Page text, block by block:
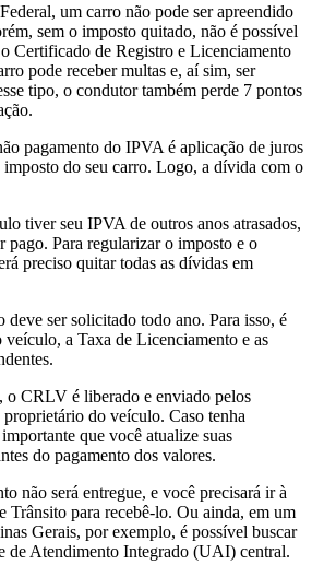
um carro não pode ser apreendido
sem o imposto quitado, não é possível
Certificado de Registro e Licenciamento
pode receber multas e, aí sim, ser
tipo, o condutor também perde 7 pontos
pagamento do IPVA é aplicação de juros
do seu carro. Logo, a dívida com o
tiver seu IPVA de outros anos atrasados,
pago. Para regularizar o imposto e o
preciso quitar todas as dívidas em
ser solicitado todo ano. Para isso, é
a Taxa de Licenciamento e as
o CRLV é liberado e enviado pelos
do veículo. Caso tenha
que você atualize suas
do pagamento dos valores.
não será entregue, e você precisará ir à
Trânsito para recebê-lo. Ou ainda, em um
Gerais, por exemplo, é possível buscar
de Atendimento Integrado (UAI) central.